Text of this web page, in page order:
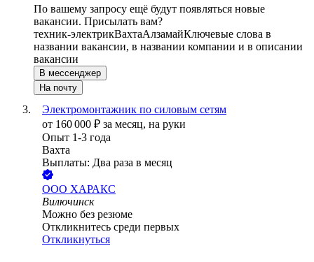
По вашему запросу ещё будут появляться новые
вакансии. Присылать вам?
техник-электрикВахтаАлзамайКлючевые слова в
названии вакансии, в названии компании и в описании
вакансии
В мессенджер
На почту
Электромонтажник по силовым сетям
от 160 000 ₽ за месяц, на руки
Опыт 1-3 года
Вахта
Выплаты: Два раза в месяц
ООО ХАРАКС
Вилючинск
Можно без резюме
Откликнитесь среди первых
Откликнуться